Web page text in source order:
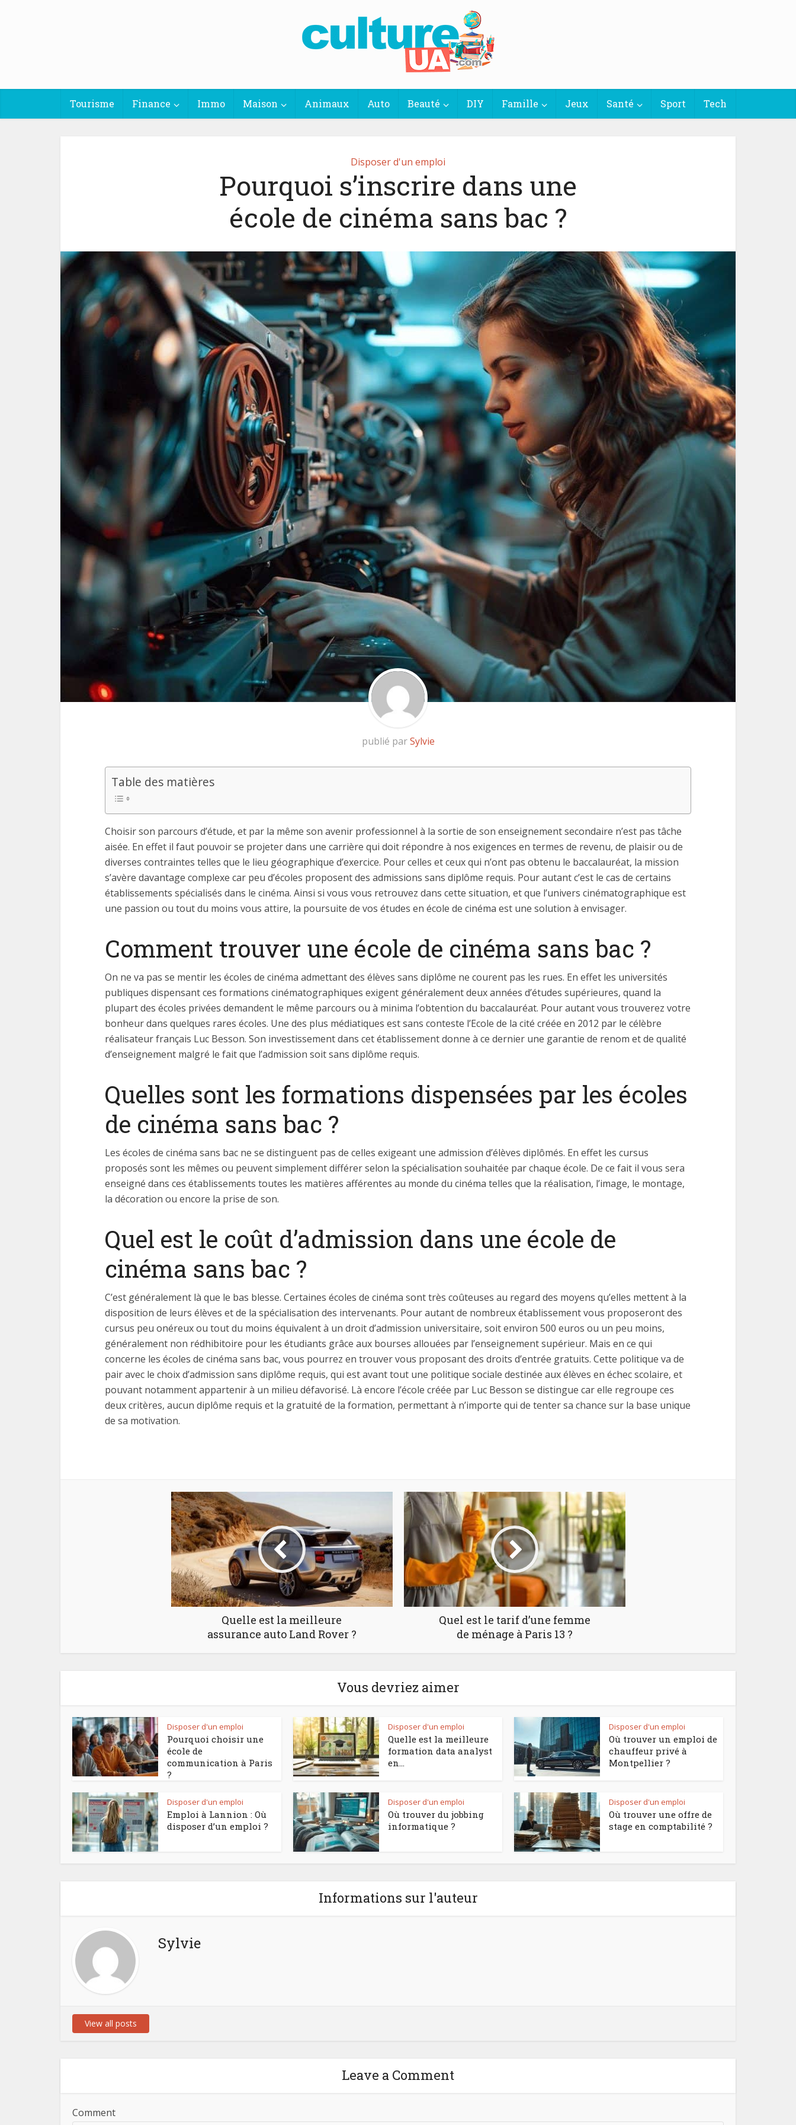
Tourisme Finance Immo Maison Animaux Auto Beauté DIY Famille Jeux Santé Sport Tech
Disposer d'un emploi
Pourquoi s’inscrire dans une
école de cinéma sans bac ?
publié parSylvie
Table des matières
Choisir son parcours d’étude, et par la même son avenir professionnel à la sortie de son enseignement secondaire n’est pas tâche
aisée. En effet il faut pouvoir se projeter dans une carrière qui doit répondre à nos exigences en termes de revenu, de plaisir ou de
diverses contraintes telles que le lieu géographique d’exercice. Pour celles et ceux qui n’ont pas obtenu le baccalauréat, la mission
s’avère davantage complexe car peu d’écoles proposent des admissions sans diplôme requis. Pour autant c’est le cas de certains
établissements spécialisés dans le cinéma. Ainsi si vous vous retrouvez dans cette situation, et que l’univers cinématographique est
une passion ou tout du moins vous attire, la poursuite de vos études en école de cinéma est une solution à envisager.
Comment trouver une école de cinéma sans bac ?
On ne va pas se mentir les écoles de cinéma admettant des élèves sans diplôme ne courent pas les rues. En effet les universités
publiques dispensant ces formations cinématographiques exigent généralement deux années d’études supérieures, quand la
plupart des écoles privées demandent le même parcours ou à minima l’obtention du baccalauréat. Pour autant vous trouverez votre
bonheur dans quelques rares écoles. Une des plus médiatiques est sans conteste l’Ecole de la cité créée en 2012 par le célèbre
réalisateur français Luc Besson. Son investissement dans cet établissement donne à ce dernier une garantie de renom et de qualité
d’enseignement malgré le fait que l’admission soit sans diplôme requis.
Quelles sont les formations dispensées par les écoles
de cinéma sans bac ?
Les écoles de cinéma sans bac ne se distinguent pas de celles exigeant une admission d’élèves diplômés. En effet les cursus
proposés sont les mêmes ou peuvent simplement différer selon la spécialisation souhaitée par chaque école. De ce fait il vous sera
enseigné dans ces établissements toutes les matières afférentes au monde du cinéma telles que la réalisation, l’image, le montage,
la décoration ou encore la prise de son.
Quel est le coût d’admission dans une école de
cinéma sans bac ?
C’est généralement là que le bas blesse. Certaines écoles de cinéma sont très coûteuses au regard des moyens qu’elles mettent à la
disposition de leurs élèves et de la spécialisation des intervenants. Pour autant de nombreux établissement vous proposeront des
cursus peu onéreux ou tout du moins équivalent à un droit d’admission universitaire, soit environ 500 euros ou un peu moins,
généralement non rédhibitoire pour les étudiants grâce aux bourses allouées par l’enseignement supérieur. Mais en ce qui
concerne les écoles de cinéma sans bac, vous pourrez en trouver vous proposant des droits d’entrée gratuits. Cette politique va de
pair avec le choix d’admission sans diplôme requis, qui est avant tout une politique sociale destinée aux élèves en échec scolaire, et
pouvant notamment appartenir à un milieu défavorisé. Là encore l’école créée par Luc Besson se distingue car elle regroupe ces
deux critères, aucun diplôme requis et la gratuité de la formation, permettant à n’importe qui de tenter sa chance sur la base unique
de sa motivation.
Quelle est la meilleure
assurance auto Land Rover ?
Quel est le tarif d’une femme
de ménage à Paris 13 ?
Vous devriez aimer
Disposer d'un emploi
Pourquoi choisir une
école de
communication à Paris
?
Disposer d'un emploi
Quelle est la meilleure
formation data analyst
en...
Disposer d'un emploi
Où trouver un emploi de
chauffeur privé à
Montpellier ?
Disposer d'un emploi
Emploi à Lannion : Où
disposer d’un emploi ?
Disposer d'un emploi
Où trouver du jobbing
informatique ?
Disposer d'un emploi
Où trouver une offre de
stage en comptabilité ?
Informations sur l'auteur
Sylvie
View all posts
Leave a Comment
Comment